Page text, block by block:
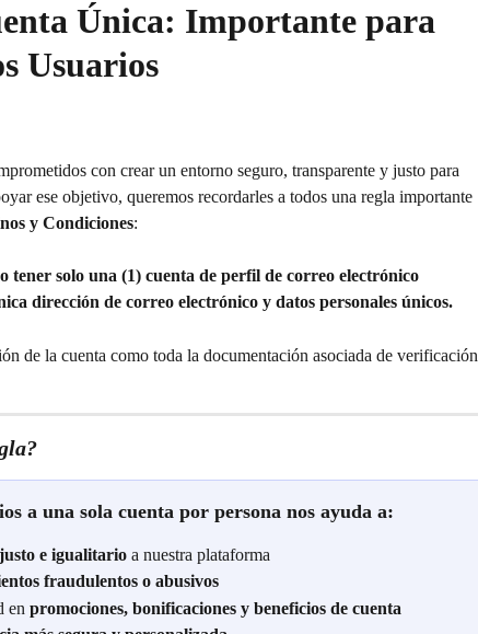
Única: Importante para
Usuarios
con crear un entorno seguro, transparente y justo para
ese objetivo, queremos recordarles a todos una regla importante
y Condiciones:
tener solo una (1) cuenta de perfil de correo electrónico
dirección de correo electrónico y datos personales únicos.
de la cuenta como toda la documentación asociada de verificación
a una sola cuenta por persona nos ayuda a:
e igualitario a nuestra plataforma
fraudulentos o abusivos
en promociones, bonificaciones y beneficios de cuenta